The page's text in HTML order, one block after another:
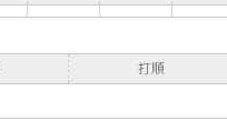
打順